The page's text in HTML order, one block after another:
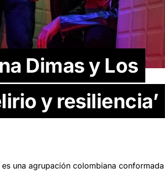
Dimas y Los
y resiliencia’
una agrupación colombiana conformada